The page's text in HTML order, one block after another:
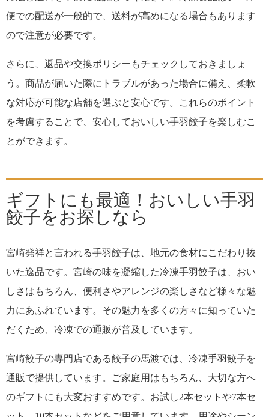
便での配送が一般的で、送料が高めになる場合もあります
ので注意が必要です。
さらに、返品や交換ポリシーもチェックしておきましょ
う。商品が届いた際にトラブルがあった場合に備え、柔軟
な対応が可能な店舗を選ぶと安心です。これらのポイント
を考慮することで、安心しておいしい手羽餃子を楽しむこ
とができます。
ギフトにも最適！おいしい手羽
餃子をお探しなら
宮崎発祥と言われる手羽餃子は、地元の食材にこだわり抜
いた逸品です。宮崎の味を凝縮した冷凍手羽餃子は、おい
しさはもちろん、便利さやアレンジの楽しさなど様々な魅
力にあふれています。その魅力を多くの方々に知っていた
だくため、冷凍での通販が普及しています。
宮崎餃子の専門店である餃子の馬渡では、冷凍手羽餃子を
通販で提供しています。ご家庭用はもちろん、大切な方へ
のギフトにも大変おすすめです。お試し2本セットや7本セ